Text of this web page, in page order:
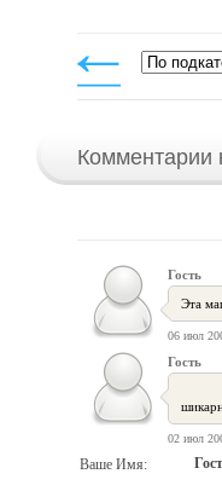
Комментарии
Гость
Эта
06 июл
Гость
02 июл
Ваше Имя: